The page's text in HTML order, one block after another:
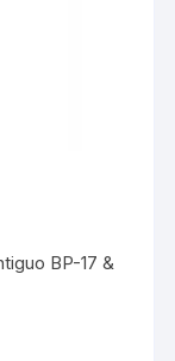
BP-17 &